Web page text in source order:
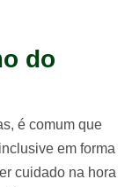
do
é comum que
em forma
cuidado na hora